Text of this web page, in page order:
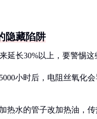
隐藏陷阱
延长30%以上，要警惕这
小时后，电阻丝氧化
热水的管子改加热油，